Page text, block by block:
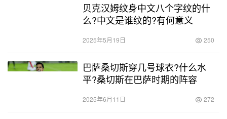
贝克汉姆纹身中文八个字纹的什
么?中文是谁纹的?有何意义
2025年5月19日 250
巴萨桑切斯穿几号球衣?什么水
平?桑切斯在巴萨时期的阵容
2025年6月11日 272